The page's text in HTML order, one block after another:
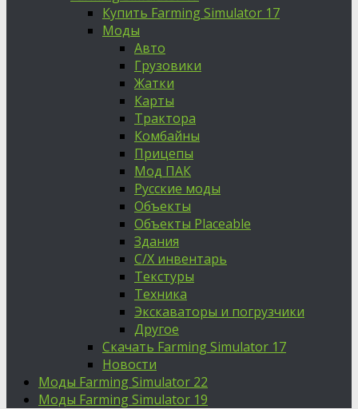
Купить Farming Simulator 17
Моды
Авто
Грузовики
Жатки
Карты
Трактора
Комбайны
Прицепы
Мод ПАК
Русские моды
Объекты
Объекты Placeable
Здания
С/Х инвентарь
Текстуры
Техника
Экскаваторы и погрузчики
Другое
Скачать Farming Simulator 17
Новости
Моды Farming Simulator 22
Моды Farming Simulator 19